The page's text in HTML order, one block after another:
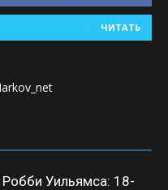
ЧИТАТЬ
Уильямса: 18-